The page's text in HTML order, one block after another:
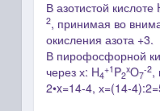
В азотистой кислоте
2, принимая во
окисления азота +3.
В пирофосфорной
через х: H4
+1 P2
xO7
-2,
2•x=14-4, х=(14-